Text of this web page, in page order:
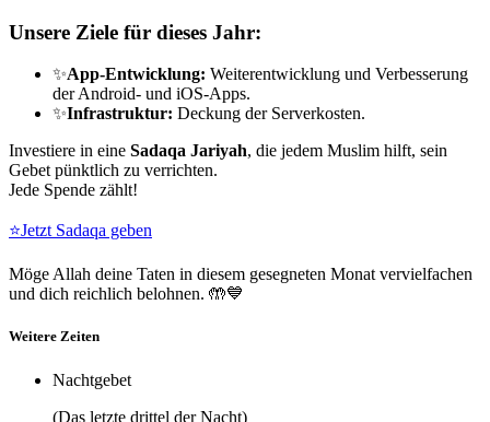
Unsere Ziele für dieses Jahr:
✨App-Entwicklung: Weiterentwicklung und Verbesserung
der Android- und iOS-Apps.
✨Infrastruktur: Deckung der Serverkosten.
Investiere in eine Sadaqa Jariyah, die jedem Muslim hilft, sein
Gebet pünktlich zu verrichten.
Jede Spende zählt!
⭐Jetzt Sadaqa geben
Möge Allah deine Taten in diesem gesegneten Monat vervielfachen
und dich reichlich belohnen. 🤲💙
Weitere Zeiten
Nachtgebet
(Das letzte drittel der Nacht)